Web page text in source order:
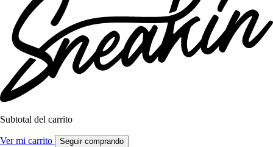
Subtotal del carrito
Ver mi carrito Seguir comprando